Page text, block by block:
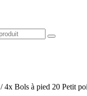
/ 4x Bols à pied 20 Petit